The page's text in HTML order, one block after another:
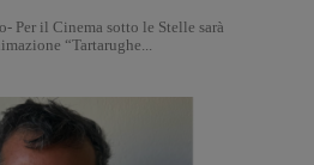
Per il Cinema sotto le Stelle sarà
“Tartarughe...